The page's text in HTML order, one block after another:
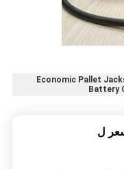
Economic Pallet
Battery
ل